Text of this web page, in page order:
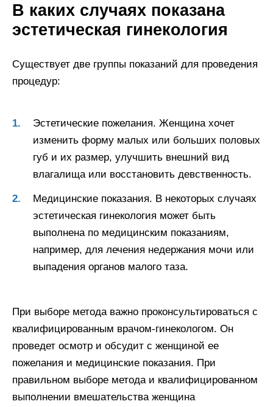
В каких случаях показана
эстетическая гинекология
Существует две группы показаний для проведения
процедур:
Эстетические пожелания. Женщина хочет
изменить форму малых или больших половых
губ и их размер, улучшить внешний вид
влагалища или восстановить девственность.
Медицинские показания. В некоторых случаях
эстетическая гинекология может быть
выполнена по медицинским показаниям,
например, для лечения недержания мочи или
выпадения органов малого таза.
При выборе метода важно проконсультироваться с
квалифицированным врачом-гинекологом. Он
проведет осмотр и обсудит с женщиной ее
пожелания и медицинские показания. При
правильном выборе метода и квалифицированном
выполнении вмешательства женщина